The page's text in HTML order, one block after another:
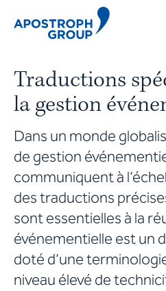
Traductions
la gestion
Dans un monde
de gestion
communiquent à
des traductions
sont essentielles à la
événementielle est un
doté d’une
niveau élevé de